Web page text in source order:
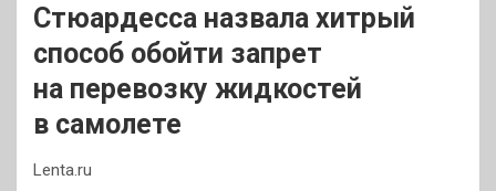
Стюардесса назвала хитрый
способ обойти запрет
на перевозку жидкостей
в самолете
Lenta.ru